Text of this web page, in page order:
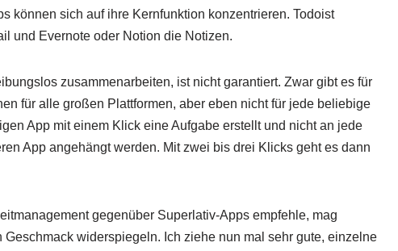
können sich auf ihre Kernfunktion konzentrieren. Todoist
und Evernote oder Notion die Notizen.
zusammenarbeiten, ist nicht garantiert. Zwar gibt es für
für alle großen Plattformen, aber eben nicht für jede beliebige
App mit einem Klick eine Aufgabe erstellt und nicht an jede
App angehängt werden. Mit zwei bis drei Klicks geht es dann
gegenüber Superlativ-Apps empfehle, mag
widerspiegeln. Ich ziehe nun mal sehr gute, einzelne